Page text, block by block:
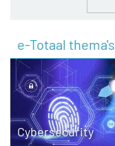
e-Totaal thema's
Cybersecurity